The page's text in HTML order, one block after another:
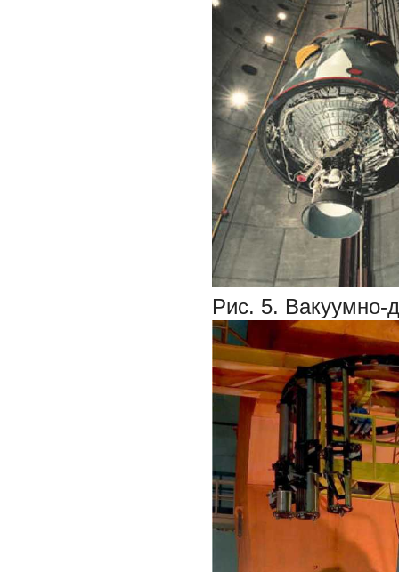
Рис. 5. Вакуумно-